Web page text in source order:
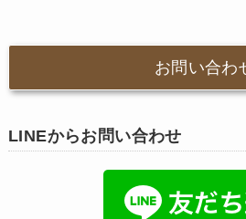
お問い合わ
LINEからお問い合わせ